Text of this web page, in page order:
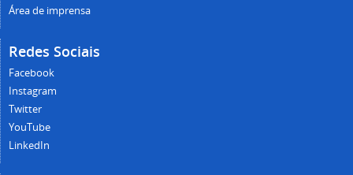
Área de imprensa
Redes Sociais
Facebook
Instagram
Twitter
YouTube
LinkedIn